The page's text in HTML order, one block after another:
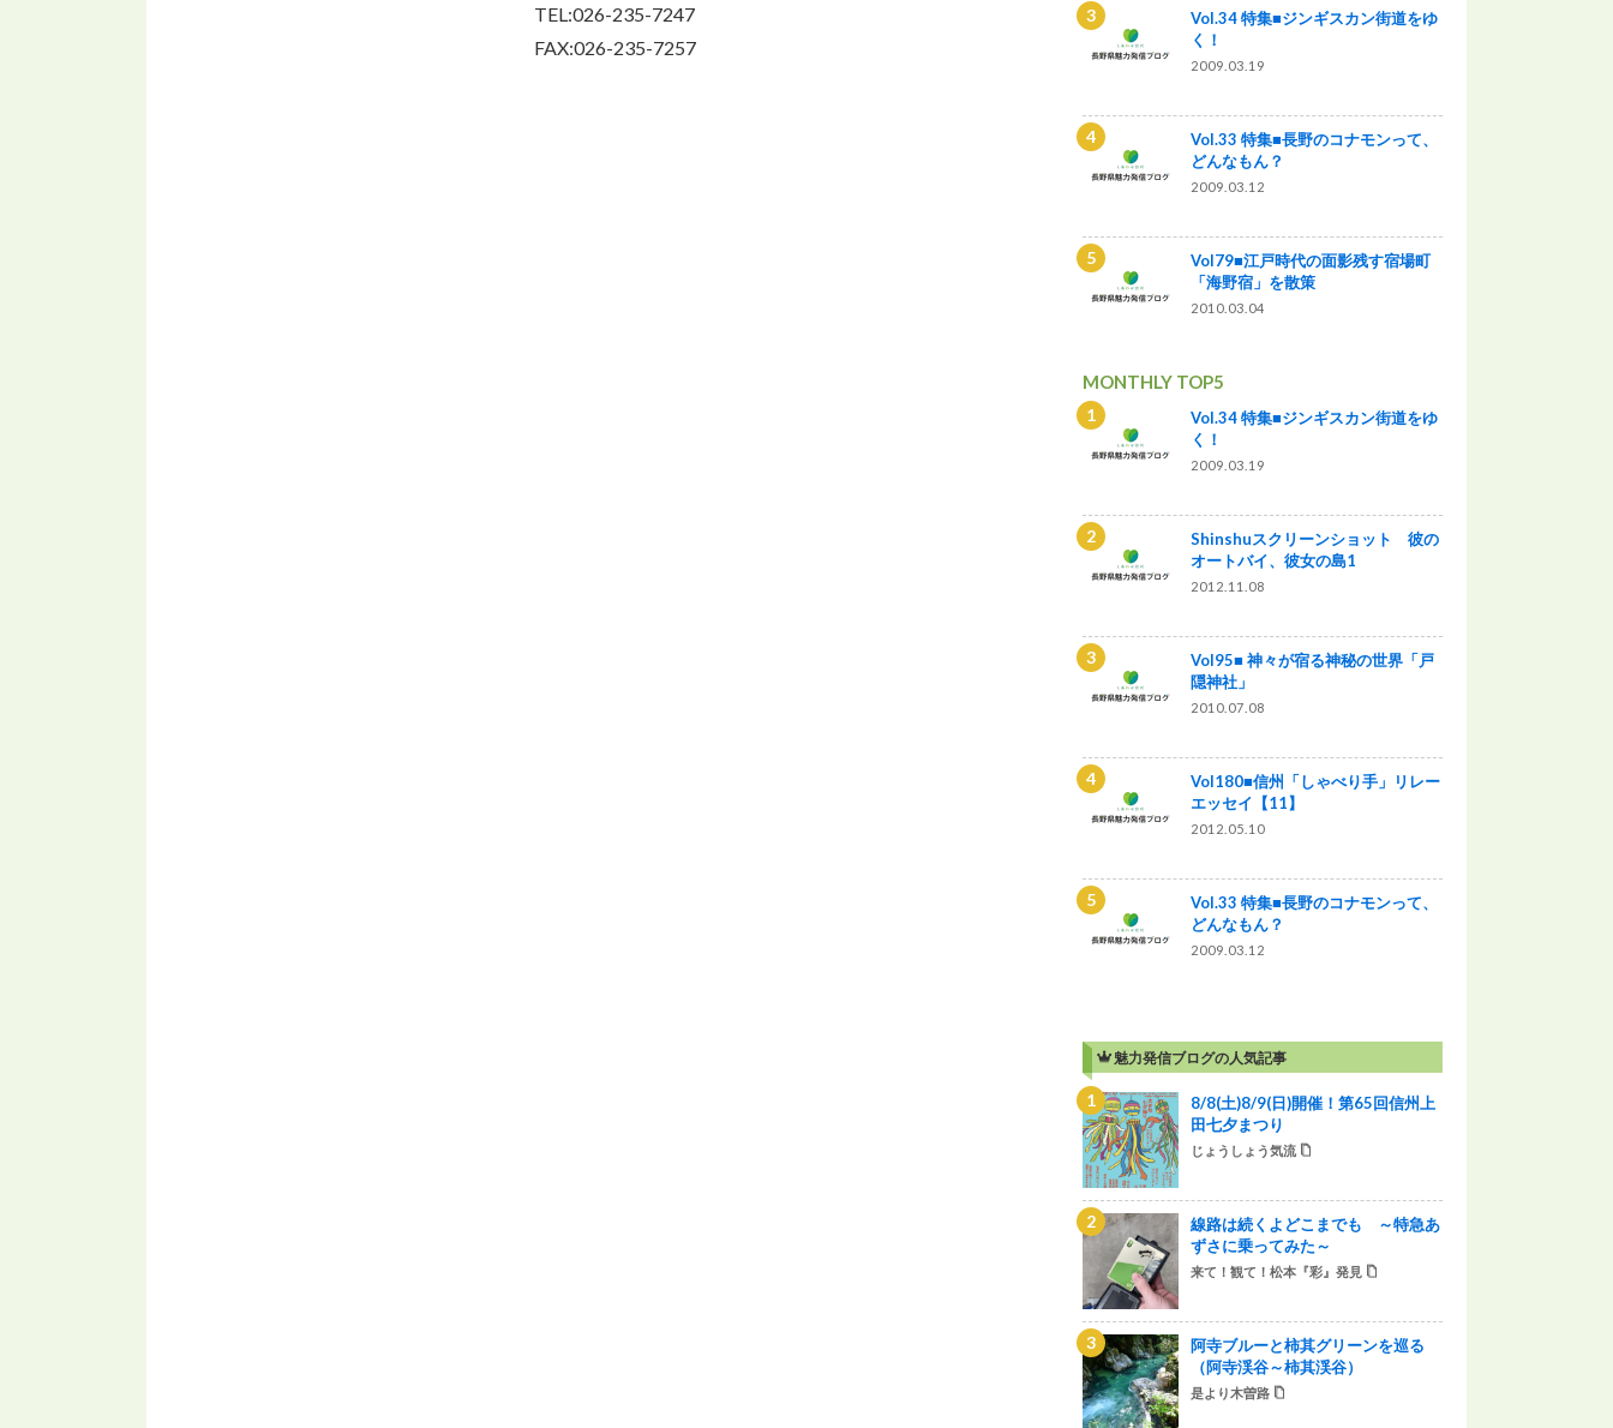
TEL:026-235-7247
FAX:026-235-7257
Vol.34 特集■ジンギスカン街道をゆ
く！
2009.03.19
Vol.33 特集■長野のコナモンって、
どんなもん？
2009.03.12
Vol79■江戸時代の面影残す宿場町
「海野宿」を散策
2010.03.04
MONTHLY TOP5
Vol.34 特集■ジンギスカン街道をゆ
く！
2009.03.19
Shinshuスクリーンショット 彼の
オートバイ、彼女の島1
2012.11.08
Vol95■ 神々が宿る神秘の世界「戸
隠神社」
2010.07.08
Vol180■信州「しゃべり手」リレー
エッセイ【11】
2012.05.10
Vol.33 特集■長野のコナモンって、
どんなもん？
2009.03.12
魅力発信ブログの人気記事
8/8(土)8/9(日)開催！第65回信州上
田七夕まつり
じょうしょう気流
線路は続くよどこまでも ～特急あ
ずさに乗ってみた～
来て！観て！松本『彩』発見
阿寺ブルーと柿其グリーンを巡る
（阿寺渓谷～柿其渓谷）
是より木曽路